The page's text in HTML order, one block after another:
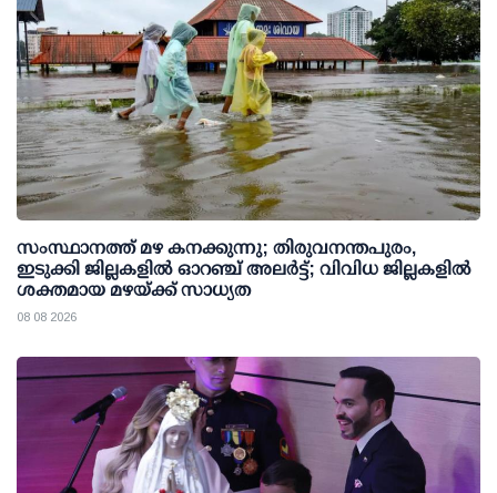
സംസ്ഥാനത്ത് മഴ കനക്കുന്നു; തിരുവനന്തപുരം,
ഇടുക്കി ജില്ലകളിൽ ഓറഞ്ച് അലർട്ട്; വിവിധ ജില്ലകളിൽ
ശക്തമായ മഴയ്ക്ക് സാധ്യത
08 08 2026